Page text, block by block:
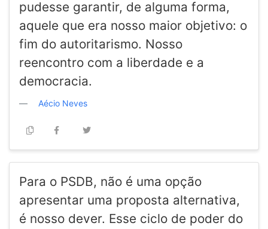
pudesse garantir, de alguma forma,
aquele que era nosso maior objetivo: o
fim do autoritarismo. Nosso
reencontro com a liberdade e a
democracia.
Aécio Neves
Para o PSDB, não é uma opção
apresentar uma proposta alternativa,
é nosso dever. Esse ciclo de poder do